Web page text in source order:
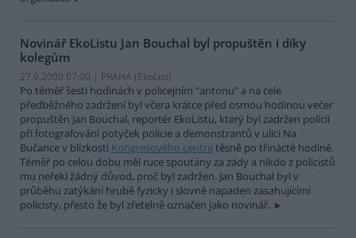
Novinář EkoListu Jan Bouchal byl propuštěn i díky
kolegům
27.9.2000 07:00 | PRAHA (EkoList)
Po téměř šesti hodinách v policejním "antonu" a na cele
předběžného zadržení byl včera krátce před osmou hodinou večer
propuštěn Jan Bouchal, reportér EkoListu, který byl zadržen policií
při fotografování potyček policie a demonstrantů v ulici Na
Bučance v blízkosti Kongresového centra těsně po třinácté hodině.
Téměř po celou dobu měl ruce spoutány za zády a nikdo z policistů
mu neřekl žádný důvod, proč byl zadržen. Jan Bouchal byl v
průběhu zatýkání hrubě fyzicky i slovně napaden zasahujícími
policisty, přesto že byl zřetelně označen jako novinář.